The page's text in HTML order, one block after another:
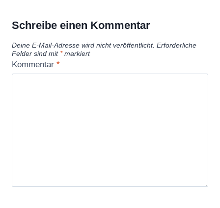
Schreibe einen Kommentar
Deine E-Mail-Adresse wird nicht veröffentlicht. Erforderliche
Felder sind mit *markiert
Kommentar *